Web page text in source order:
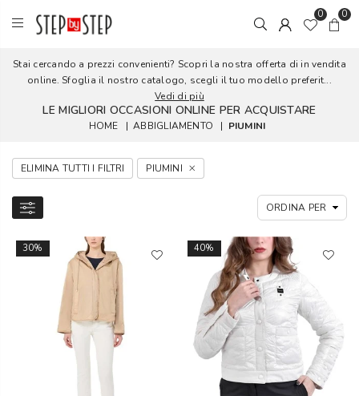
0 0
Stai cercando a prezzi convenienti? Scopri la nostra offerta di in vendita
online. Sfoglia il nostro catalogo, scegli il tuo modello preferit...
Vedi di più
LE MIGLIORI OCCASIONI ONLINE PER ACQUISTARE
HOME | ABBIGLIAMENTO | PIUMINI
ELIMINA TUTTI I FILTRI PIUMINI
30% 40%